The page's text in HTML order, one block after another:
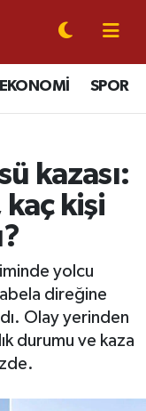
EKONOMİ SPOR
kazası:
kaç kişi
yolcu
direğine
Olay yerinden
durumu ve kaza
Haritası